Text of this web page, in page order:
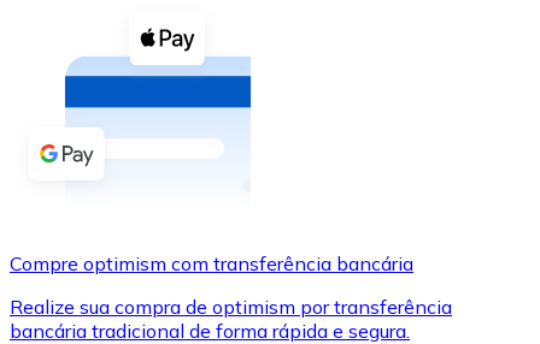
Cupons cripto
Compre criptomoedas com dinheiro e outros
Comprar com dinheiro
Transferência SEPA
Use cartões Visa e Mastercard para comprar
Compre optimism com transferência bancária
Realize sua compra de optimism por transferência
bancária tradicional de forma rápida e segura.